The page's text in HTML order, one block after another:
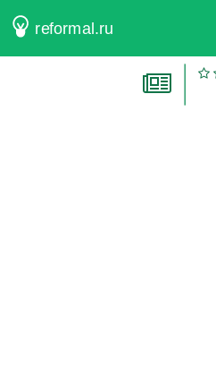
reformal.ru